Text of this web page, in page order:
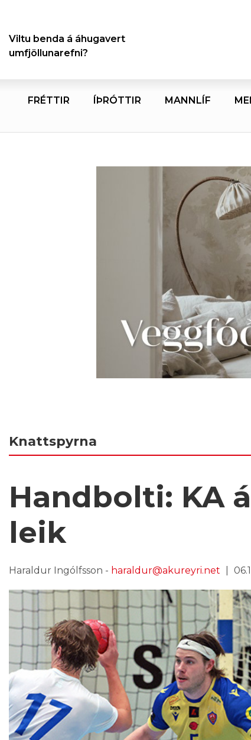
Viltu benda á áhugavert
umfjöllunarefni?
FRÉTTIR ÍÞRÓTTIR MANNLÍF
Knattspyrna
Handbolti: KA
leik
Haraldur Ingólfsson - haraldur@akureyri.net